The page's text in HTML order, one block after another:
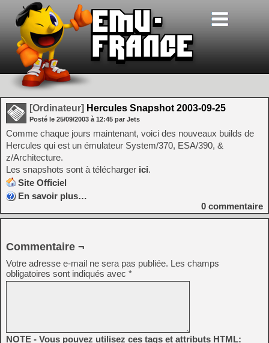
[Ordinateur] Hercules Snapshot 2003-09-25
Posté le 25/09/2003 à 12:45 par Jets
Comme chaque jours maintenant, voici des nouveaux builds de
Hercules qui est un émulateur System/370, ESA/390, &
z/Architecture.
Les snapshots sont à télécharger ici.
Site Officiel
En savoir plus…
0 commentaire
Commentaire ¬
Votre adresse e-mail ne sera pas publiée. Les champs
obligatoires sont indiqués avec *
NOTE - Vous pouvez utilisez ces tags et attributs HTML: